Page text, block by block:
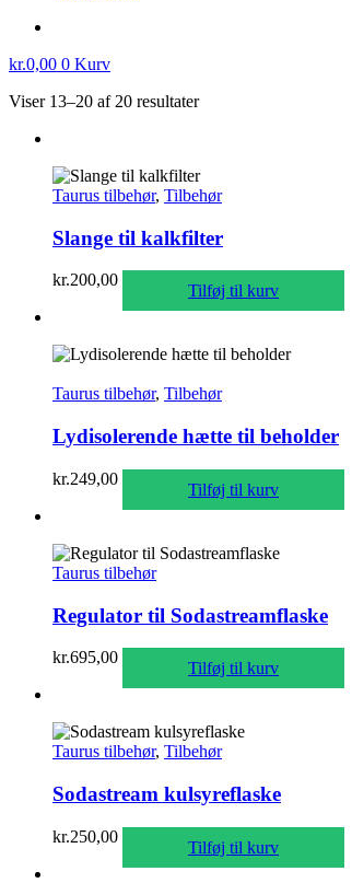
kr.0,00 0 Kurv
Viser 13–20 af 20 resultater
Taurus tilbehør, Tilbehør
Slange til kalkfilter
kr.200,00
Tilføj til kurv
Taurus tilbehør, Tilbehør
Lydisolerende hætte til beholder
kr.249,00
Tilføj til kurv
Taurus tilbehør
Regulator til Sodastreamflaske
kr.695,00
Tilføj til kurv
Taurus tilbehør, Tilbehør
Sodastream kulsyreflaske
kr.250,00
Tilføj til kurv